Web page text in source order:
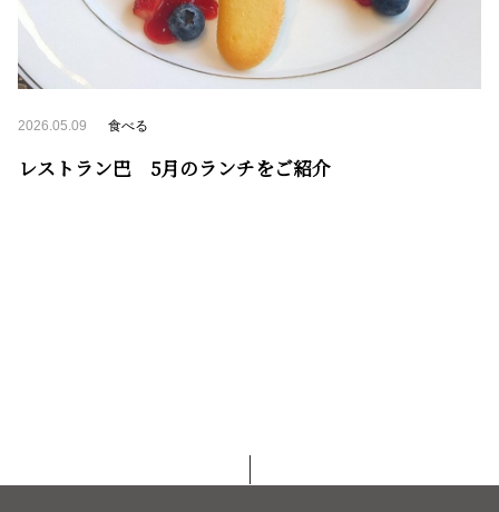
2026.05.09 食べる
レストラン巴 5月のランチをご紹介